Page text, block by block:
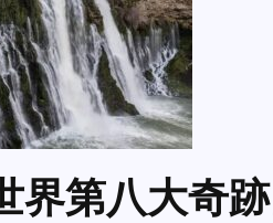
界第八大奇